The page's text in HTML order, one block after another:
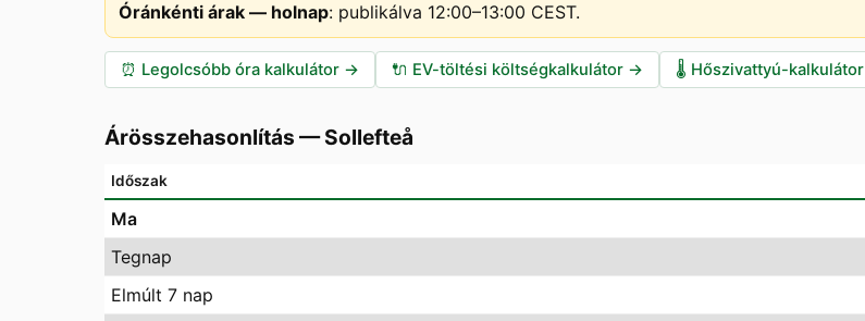
Óránkénti árak — holnap: publikálva 12:00–13:00 CEST.
⏰ Legolcsóbb óra kalkulátor → 🔌 EV-töltési költségkalkulátor → 🌡️ Hőszivattyú-kalkulátor
Árösszehasonlítás —Sollefteå
Időszak
Ma
Tegnap
Elmúlt 7 nap